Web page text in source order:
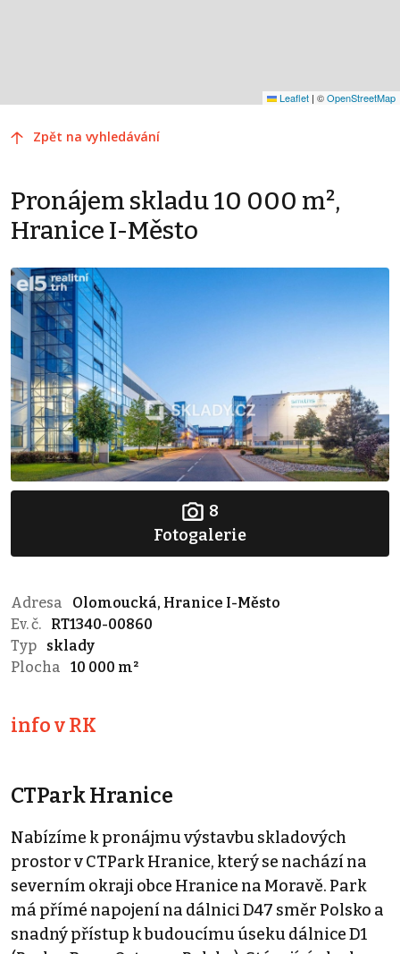
Leaflet | ©OpenStreetMap
Zpět na vyhledávání
Pronájem skladu 10 000 m²,
Hranice I-Město
8
Fotogalerie
Adresa
Olomoucká, Hranice I-Město
Ev. č.
RT1340-00860
Typ
sklady
Plocha
10 000 m²
info v RK
CTPark Hranice
Nabízíme k pronájmu výstavbu skladových
prostor v CTPark Hranice, který se nachází na
severním okraji obce Hranice na Moravě. Park
má přímé napojení na dálnici D47 směr Polsko a
snadný přístup k budoucímu úseku dálnice D1